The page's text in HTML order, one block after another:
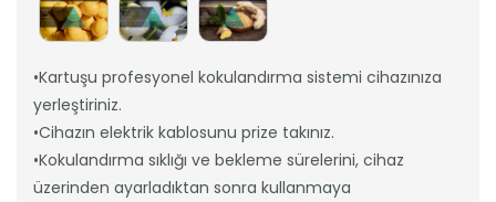
•Kartuşu profesyonel kokulandırma sistemi cihazınıza
yerleştiriniz.
•Cihazın elektrik kablosunu prize takınız.
•Kokulandırma sıklığı ve bekleme sürelerini, cihaz
üzerinden ayarladıktan sonra kullanmaya